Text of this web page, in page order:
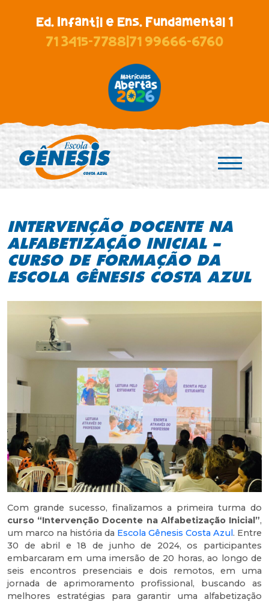
Ed. Infantil e Ens. Fundamental 1
71 3415-7788 71 99666-6760
INTERVENÇÃO DOCENTE NA
ALFABETIZAÇÃO INICIAL –
CURSO DE FORMAÇÃO DA
ESCOLA GÊNESIS COSTA AZUL
Com grande sucesso, finalizamos a primeira turma do
curso “Intervenção Docente na Alfabetização Inicial”,
um marco na história da Escola Gênesis Costa Azul. Entre
30 de abril e 18 de junho de 2024, os participantes
embarcaram em uma imersão de 20 horas, ao longo de
seis encontros presenciais e dois remotos, em uma
jornada de aprimoramento profissional, buscando as
melhores estratégias para garantir uma alfabetização